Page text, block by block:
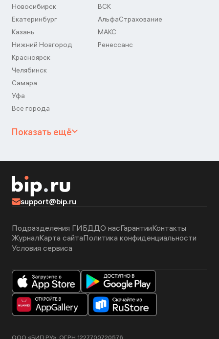
Новосибирск
Екатеринбург
Казань
Нижний Новгород
Красноярск
Челябинск
Самара
Уфа
Все города
ВСК
АльфаСтрахование
МАКС
Ренессанс
Показать ещё
support@bip.ru
Подразделения ГИБДДО насГарантииКонтакты
ЖурналКарта сайтаПолитика конфиденциальности
Условия сервиса
ООО «БИП.РУ», ОГРН 1227700720576.